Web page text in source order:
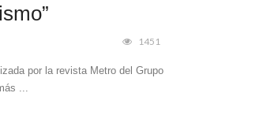
1451
por la revista Metro del Grupo
...